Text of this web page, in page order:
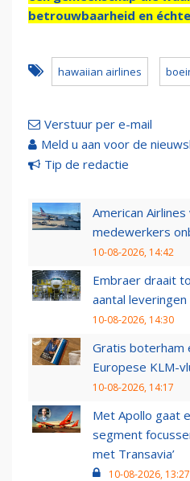
betrouwbaarheid en
hawaiian airlines
Verstuur per e-mail
Meld u aan voor de
Tip de redactie
American
medewerkers
10-08-2026, 14:42
Embraer draait
aantal
10-08-2026, 14:30
Gratis boterham
Europese KLM-
10-08-2026, 14:17
Met Apollo gaat
segment
met Transavia’
10-08-2026, 13:27